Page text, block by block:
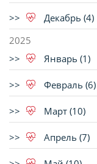
Декабрь (4)
2025
Январь (1)
Февраль (6)
Март (10)
Апрель (7)